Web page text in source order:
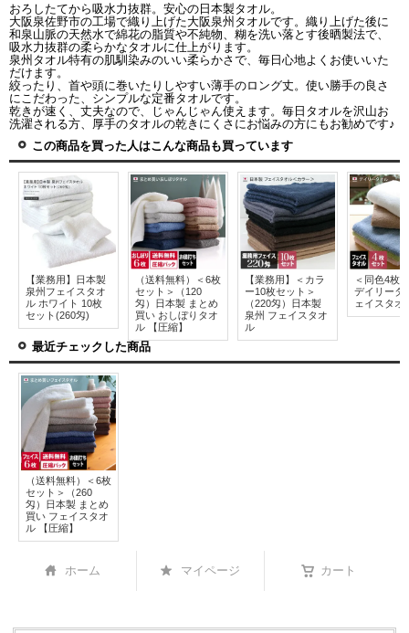
おろしたてから吸水力抜群。安心の日本製タオル。
大阪泉佐野市の工場で織り上げた大阪泉州タオルです。織り上げた後に
和泉山脈の天然水で綿花の脂質や不純物、糊を洗い落とす後晒製法で、
吸水力抜群の柔らかなタオルに仕上がります。
泉州タオル特有の肌馴染みのいい柔らかさで、毎日心地よくお使いいた
だけます。
絞ったり、首や頭に巻いたりしやすい薄手のロング丈。使い勝手の良さ
にこだわった、シンプルな定番タオルです。
乾きが速く、丈夫なので、じゃんじゃん使えます。毎日タオルを沢山お
洗濯される方、厚手のタオルの乾きにくさにお悩みの方にもお勧めです♪
この商品を買った人はこんな商品も買っています
【業務用】日本製
泉州フェイスタオ
ル ホワイト 10枚
セット(260匁)
（送料無料）＜6枚
セット＞（120
匁）日本製 まとめ
買い おしぼりタオ
ル 【圧縮】
【業務用】＜カラ
ー10枚セット＞
（220匁）日本製
泉州 フェイスタオ
ル
＜同色4枚
デイリータ
ェイスタオ
最近チェックした商品
（送料無料）＜6枚
セット＞（260
匁）日本製 まとめ
買い フェイスタオ
ル 【圧縮】
ホーム マイページ カート